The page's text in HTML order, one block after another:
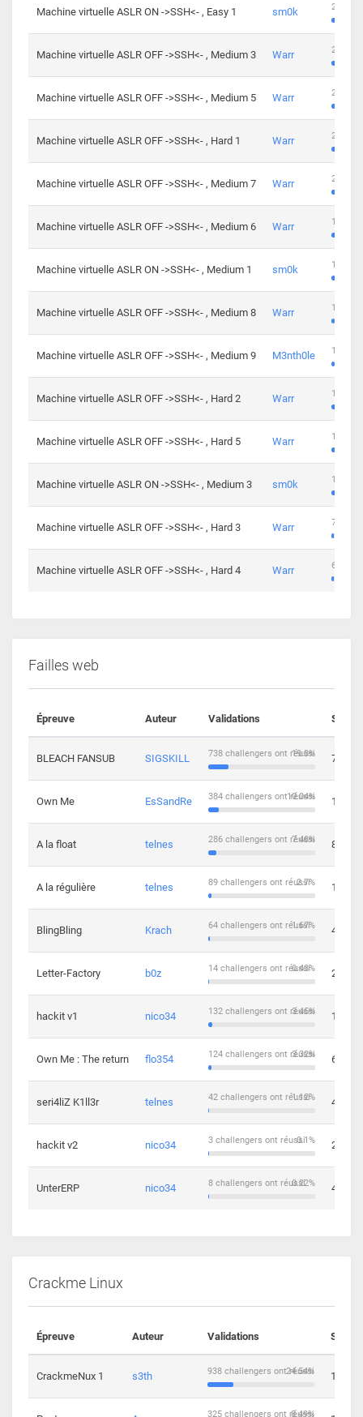
Machine virtuelle ASLR ON ->SSH<- , Easy 1 sm0k 219
Machine virtuelle ASLR OFF ->SSH<- , Medium 3 Warr 280
Machine virtuelle ASLR OFF ->SSH<- , Medium 5 Warr 265
Machine virtuelle ASLR OFF ->SSH<- , Hard 1 Warr 224
Machine virtuelle ASLR OFF ->SSH<- , Medium 7 Warr 230
Machine virtuelle ASLR OFF ->SSH<- , Medium 6 Warr 168
Machine virtuelle ASLR ON ->SSH<- , Medium 1 sm0k 139
Machine virtuelle ASLR OFF ->SSH<- , Medium 8 Warr 112
Machine virtuelle ASLR OFF ->SSH<- , Medium 9 M3nth0le 100
Machine virtuelle ASLR OFF ->SSH<- , Hard 2 Warr 176
Machine virtuelle ASLR OFF ->SSH<- , Hard 5 Warr 115
Machine virtuelle ASLR ON ->SSH<- , Medium 3 sm0k 115
Machine virtuelle ASLR OFF ->SSH<- , Hard 3 Warr 76
Machine virtuelle ASLR OFF ->SSH<- , Hard 4 Warr 63
Failles web
Épreuve Auteur Validations
BLEACH FANSUB SIGSKILL 19.3%
738 challengers ont réussi 7
Own Me EsSandRe 10.04%
384 challengers ont réussi 13
A la float telnes 7.48%
286 challengers ont réussi 8
A la régulière telnes 2.7%
89 challengers ont réussi 10
BlingBling Krach 1.67%
64 challengers ont réussi 4
Letter-Factory b0z 0.43%
14 challengers ont réussi 2
hackit v1 nico34 3.45%
132 challengers ont réussi 12
Own Me : The return flo354 3.32%
124 challengers ont réussi 6
seri4liZ K1ll3r telnes 1.12%
42 challengers ont réussi 4
hackit v2 nico34 0.1%
3 challengers ont réussi 2
UnterERP nico34 0.22%
8 challengers ont réussi 4
Crackme Linux
Épreuve Auteur Validations
CrackmeNux 1 s3th 24.54%
938 challengers ont réussi 14
8.49%
325 challengers ont réussi